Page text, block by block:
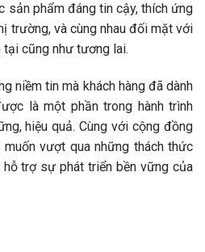
sản phẩm đáng tin cậy, thích ứng
trường, và cùng nhau đối mặt với
tại cũng như tương lai.
niềm tin mà khách hàng đã dành
là một phần trong hành trình
hiệu quả. Cùng với cộng đồng
vượt qua những thách thức
trợ sự phát triển bền vững của